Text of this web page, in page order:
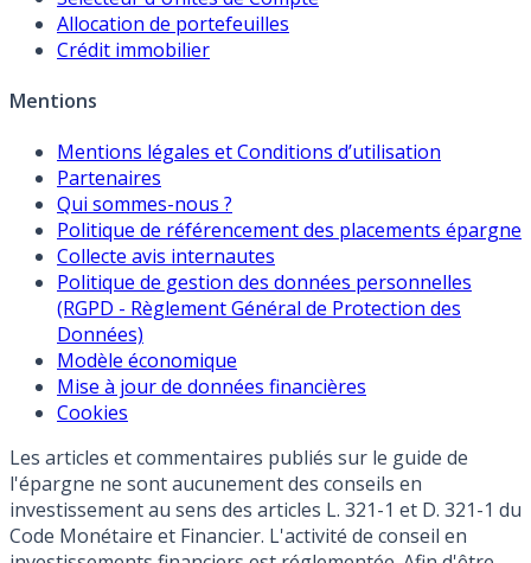
Allocation de portefeuilles
Crédit immobilier
Mentions
Mentions légales et Conditions d’utilisation
Partenaires
Qui sommes-nous ?
Politique de référencement des placements épargne
Collecte avis internautes
Politique de gestion des données personnelles
(RGPD - Règlement Général de Protection des
Données)
Modèle économique
Mise à jour de données financières
Cookies
Les articles et commentaires publiés sur le guide de
l'épargne ne sont aucunement des conseils en
investissement au sens des articles L. 321-1 et D. 321-1 du
Code Monétaire et Financier. L'activité de conseil en